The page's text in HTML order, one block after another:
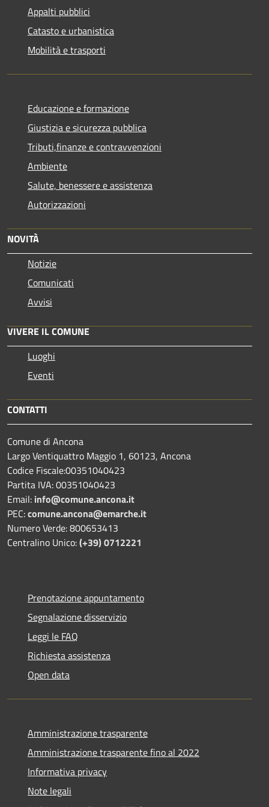
Appalti pubblici
Catasto e urbanistica
Mobilità e trasporti
Educazione e formazione
Giustizia e sicurezza pubblica
Tributi,finanze e contravvenzioni
Ambiente
Salute, benessere e assistenza
Autorizzazioni
NOVITÀ
Notizie
Comunicati
Avvisi
VIVERE IL COMUNE
Luoghi
Eventi
CONTATTI
Comune di Ancona
Largo Ventiquattro Maggio 1, 60123, Ancona
Codice Fiscale:00351040423
Partita IVA: 00351040423
Email: info@comune.ancona.it
PEC:comune.ancona@emarche.it
Numero Verde: 800653413
Centralino Unico:(+39) 0712221
Prenotazione appuntamento
Segnalazione disservizio
Leggi le FAQ
Richiesta assistenza
Open data
Amministrazione trasparente
Amministrazione trasparente fino al 2022
Informativa privacy
Note legali